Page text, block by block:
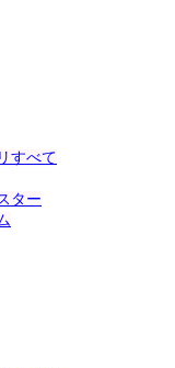
すべて
ター